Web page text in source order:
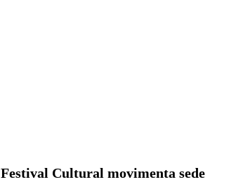
Festival Cultural movimenta sede